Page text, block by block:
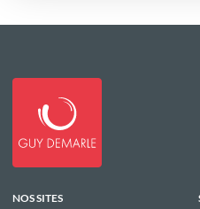
NOS SITES